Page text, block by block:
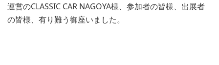
運営のCLASSIC CAR NAGOYA様、参加者の皆様、出展者
の皆様、有り難う御座いました。